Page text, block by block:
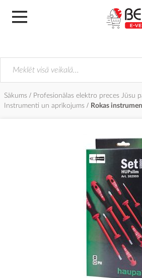
Sākums
Profesionālas elektro preces Jūsu
Instrumenti un aprīkojums
Rokas